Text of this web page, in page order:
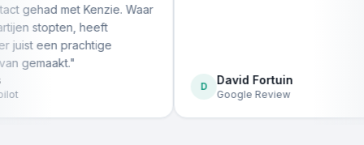
met Kenzie. Waar
heeft
prachtige
"
David Fortuin
Google Review